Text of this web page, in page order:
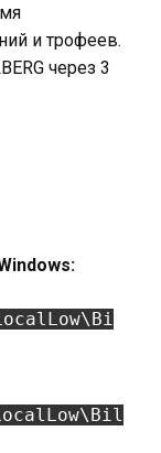
и трофеев.
через 3